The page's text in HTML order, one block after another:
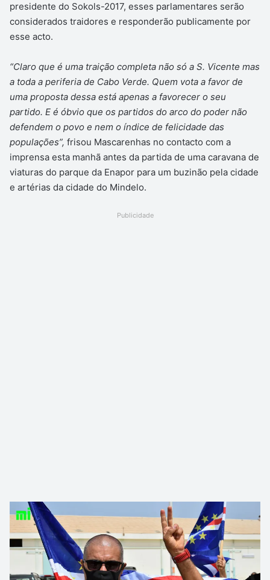
presidente do Sokols-2017, esses parlamentares serão
considerados traidores e responderão publicamente por
esse acto.
“Claro que é uma traição completa não só a S. Vicente mas
a toda a periferia de Cabo Verde. Quem vota a favor de
uma proposta dessa está apenas a favorecer o seu
partido. E é óbvio que os partidos do arco do poder não
defendem o povo e nem o índice de felicidade das
populações”, frisou Mascarenhas no contacto com a
imprensa esta manhã antes da partida de uma caravana de
viaturas do parque da Enapor para um buzinão pela cidade
e artérias da cidade do Mindelo.
Publicidade